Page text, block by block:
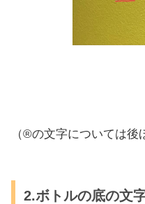
（®︎の文字については後
2.ボトルの底の文